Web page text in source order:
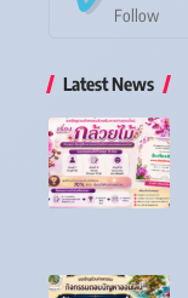
Follow
Latest News